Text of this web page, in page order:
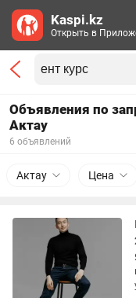
Объявления по
Актау
6 объявлений
Актау Цена
Kaspi.kz
Открыть в